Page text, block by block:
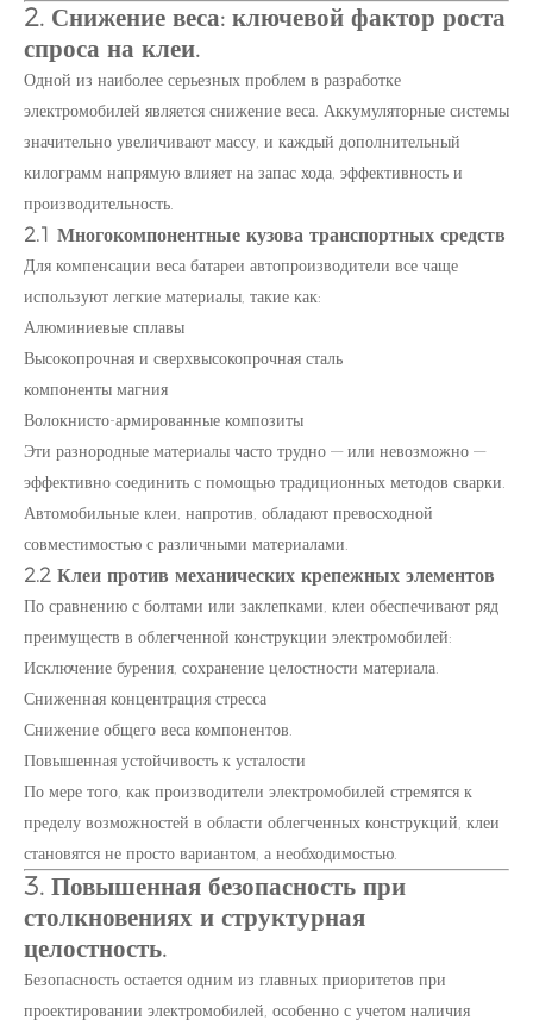
2. Снижение веса: ключевой фактор роста
спроса на клеи.
Одной из наиболее серьезных проблем в разработке
электромобилей является снижение веса. Аккумуляторные системы
значительно увеличивают массу, и каждый дополнительный
килограмм напрямую влияет на запас хода, эффективность и
производительность.
2.1 Многокомпонентные кузова транспортных средств
Для компенсации веса батареи автопроизводители все чаще
используют легкие материалы, такие как:
Алюминиевые сплавы
Высокопрочная и сверхвысокопрочная сталь
компоненты магния
Волокнисто-армированные композиты
Эти разнородные материалы часто трудно — или невозможно —
эффективно соединить с помощью традиционных методов сварки.
Автомобильные клеи, напротив, обладают превосходной
совместимостью с различными материалами.
2.2 Клеи против механических крепежных элементов
По сравнению с болтами или заклепками, клеи обеспечивают ряд
преимуществ в облегченной конструкции электромобилей:
Исключение бурения, сохранение целостности материала.
Сниженная концентрация стресса
Снижение общего веса компонентов.
Повышенная устойчивость к усталости
По мере того, как производители электромобилей стремятся к
пределу возможностей в области облегченных конструкций, клеи
становятся не просто вариантом, а необходимостью.
3. Повышенная безопасность при
столкновениях и структурная
целостность.
Безопасность остается одним из главных приоритетов при
проектировании электромобилей, особенно с учетом наличия